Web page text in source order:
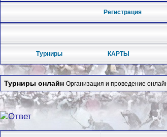
Регистрация
Турниры КАРТЫ
Турниры онлайн Организация и проведение